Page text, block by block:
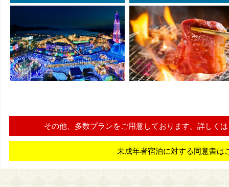
その他、多数プランをご用意しております。詳しく
未成年者宿泊に対する同意書は